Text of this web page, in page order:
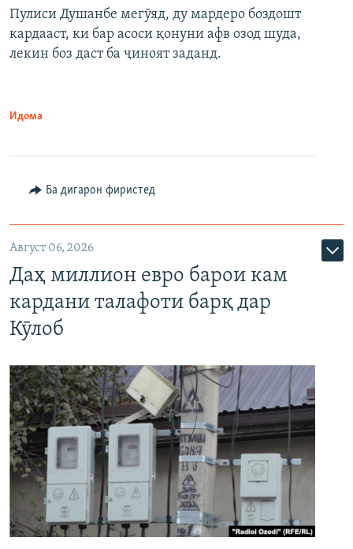
Пулиси Душанбе мегӯяд, ду мардеро боздошт
кардааст, ки бар асоси қонуни афв озод шуда,
лекин боз даст ба ҷиноят заданд.
Идома
Ба дигарон фиристед
Август 06, 2026
Даҳ миллион евро барои кам
кардани талафоти барқ дар
Кӯлоб